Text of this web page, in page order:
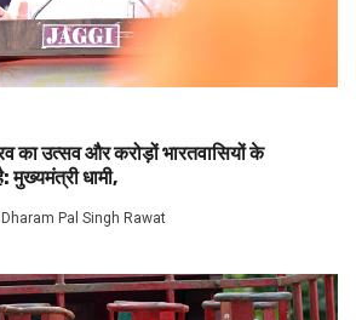
का उत्सव और करोड़ों भारतवासियों के
मुख्यमंत्री धामी,
Dharam Pal Singh Rawat